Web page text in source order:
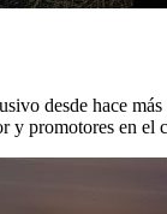
desde hace
y promotores en